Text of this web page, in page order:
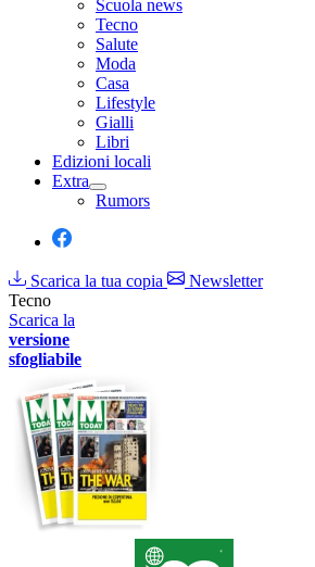
Scuola news
Tecno
Salute
Moda
Casa
Lifestyle
Gialli
Libri
Edizioni locali
Extra
Rumors
Scarica la tua copia
Newsletter
Tecno
Scarica la
versione
sfogliabile